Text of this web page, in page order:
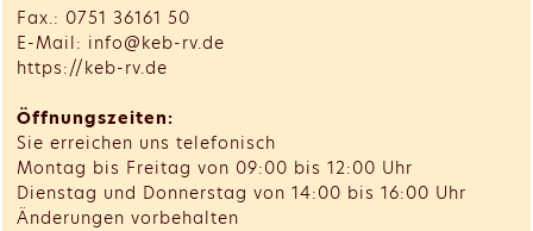
Fax.: 0751 36161 50
E-Mail: info@keb-rv.de
https://keb-rv.de
Öffnungszeiten:
Sie erreichen uns telefonisch
Montag bis Freitag von 09:00 bis 12:00 Uhr
Dienstag und Donnerstag von 14:00 bis 16:00 Uhr
Änderungen vorbehalten